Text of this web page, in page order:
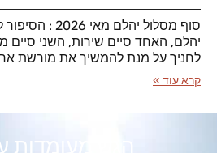
יהלם, האחד סיים שירות, השני סיים
לחניך על מנת להמשיך את מורשת
קרא עוד »
הגש מעומדות